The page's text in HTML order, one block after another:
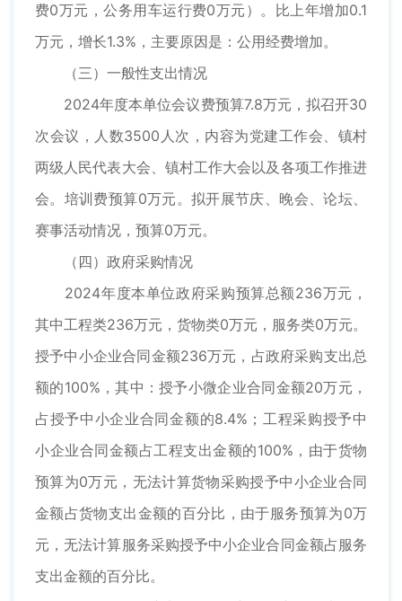
费0万元，公务用车运行费0万元）。比上年增加0.1
万元，增长1.3%，主要原因是：公用经费增加。
（三）一般性支出情况
2024年度本单位会议费预算7.8万元，拟召开30
次会议，人数3500人次，内容为党建工作会、镇村
两级人民代表大会、镇村工作大会以及各项工作推进
会。培训费预算0万元。拟开展节庆、晚会、论坛、
赛事活动情况，预算0万元。
（四）政府采购情况
2024年度本单位政府采购预算总额236万元，
其中工程类236万元，货物类0万元，服务类0万元。
授予中小企业合同金额236万元，占政府采购支出总
额的100%，其中：授予小微企业合同金额20万元，
占授予中小企业合同金额的8.4%；工程采购授予中
小企业合同金额占工程支出金额的100%，由于货物
预算为0万元，无法计算货物采购授予中小企业合同
金额占货物支出金额的百分比，由于服务预算为0万
元，无法计算服务采购授予中小企业合同金额占服务
支出金额的百分比。